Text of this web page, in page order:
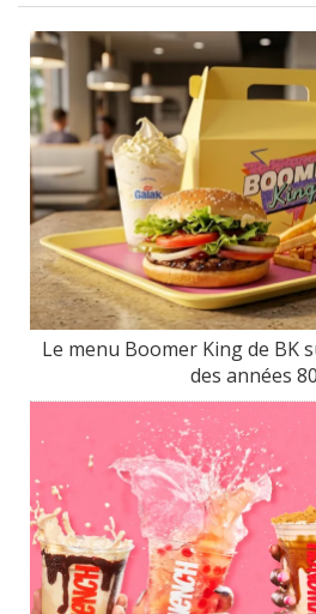
Le menu Boomer King de BK
des années